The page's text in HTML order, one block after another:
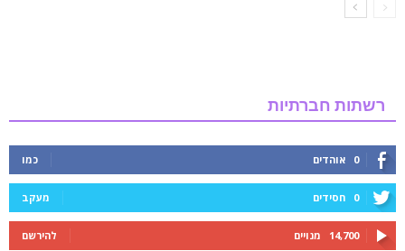
רשתות חברתיות
0 אוהדים כמו
0 חסידים מעקב
14,700 מנויים להירשם